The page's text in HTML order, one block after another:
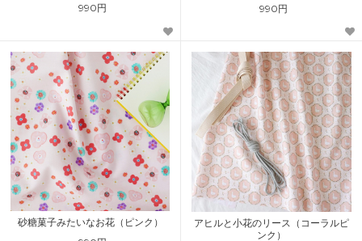
990円 990円
砂糖菓子みたいなお花（ピンク）
アヒルと小花のリース（コーラルピ
ンク）